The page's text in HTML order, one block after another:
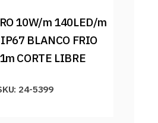
10W/m 140LED/m
BLANCO FRIO
CORTE LIBRE
24-5399